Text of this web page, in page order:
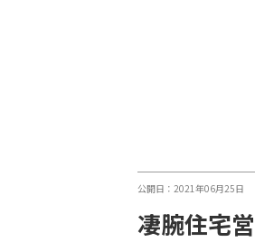
公開日：2021年06月25日
凄腕住宅